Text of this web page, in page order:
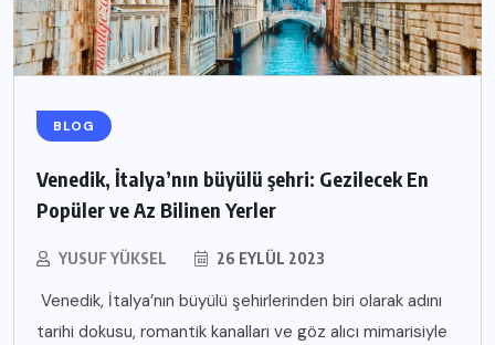
BLOG
Venedik, İtalya’nın büyülü şehri: Gezilecek En
Popüler ve Az Bilinen Yerler
YUSUF YÜKSEL 26 EYLÜL 2023
Venedik, İtalya’nın büyülü şehirlerinden biri olarak adını
tarihi dokusu, romantik kanalları ve göz alıcı mimarisiyle